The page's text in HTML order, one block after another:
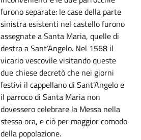
furono separate: le case della parte
sinistra esistenti nel castello furono
assegnate a Santa Maria, quelle di
destra a Sant’Angelo. Nel 1568 il
vicario vescovile visitando queste
due chiese decretò che nei giorni
festivi il cappellano di Sant’Angelo e
il parroco di Santa Maria non
dovessero celebrare la Messa nella
stessa ora, e ciò per maggior comodo
della popolazione.